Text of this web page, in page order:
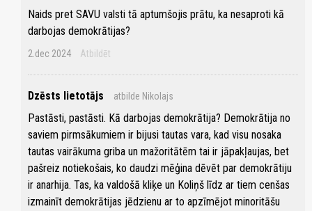
Naids pret SAVU valsti tā aptumšojis prātu, ka nesaproti kā
darbojas demokrātijas?
2.dec 2024 Atbildēt
Dzēsts lietotājs atbilde Nikolajs
Pastāsti, pastāsti. Kā darbojas demokrātija? Demokrātija no
saviem pirmsākumiem ir bijusi tautas vara, kad visu nosaka
tautas vairākuma griba un mažoritātēm tai ir jāpakļaujas, bet
pašreiz notiekošais, ko daudzi mēģina dēvēt par demokrātiju
ir anarhija. Tas, ka valdošā kliķe un Koliņš līdz ar tiem cenšas
izmainīt demokrātijas jēdzienu ar to apzīmējot minoritāšu